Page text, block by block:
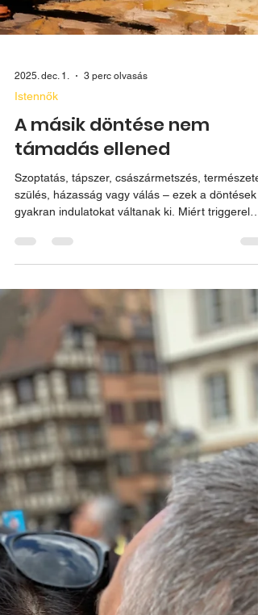
2025. dec. 1. 3 perc olvasás
Istennők
A másik döntése nem
támadás ellened
Szoptatás, tápszer, császármetszés,
szülés, házasság vagy válás – ezek a döntések
gyakran indulatokat váltanak ki. Miért triggerel
bennünket más nők választása, hogyan vezet az
ítélkezés „bezzegeléshez”, és milyen szerepe
ebben a női működésmódoknak és istennő
archetípusoknak? Miért nincs egyetlen jó út az
anyaságban és a párkapcsolatokban, és hogyan
segít az önismeret elfogadóbban, tudatosabban
működni.